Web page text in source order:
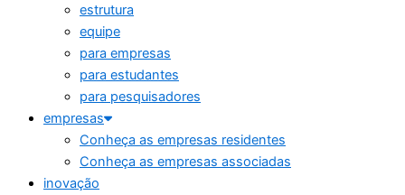
estrutura
equipe
para empresas
para estudantes
para pesquisadores
empresas
Conheça as empresas residentes
Conheça as empresas associadas
inovação